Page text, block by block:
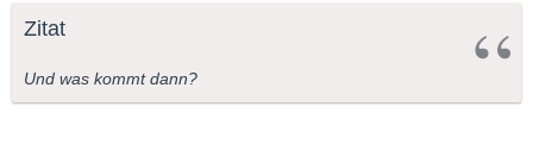
Zitat
Und was kommt dann?